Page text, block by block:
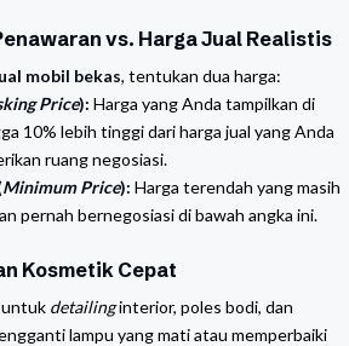
vs. Harga Jual Realistis
mobil bekas, tentukan dua harga:
Price): Harga yang Anda tampilkan di
10% lebih tinggi dari harga jual yang Anda
ruang negosiasi.
Minimum Price): Harga terendah yang masih
pernah bernegosiasi di bawah angka ini.
Kosmetik Cepat
untuk detailinginterior, poles bodi, dan
lampu yang mati atau memperbaiki